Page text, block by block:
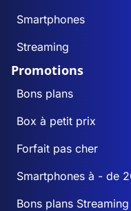
Smartphones
Streaming
Promotions
Bons plans
Box à petit prix
Forfait pas cher
Smartphones à - de
Bons plans Streaming